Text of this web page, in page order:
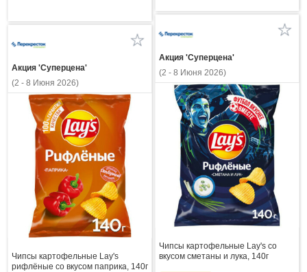
Акция 'Суперцена'
(2 - 8 Июня 2026)
Чипсы картофельные Lay's со
вкусом сметаны и лука, 140г
Акция 'Суперцена'
(2 - 8 Июня 2026)
Чипсы картофельные Lay's
рифлёные со вкусом паприка, 140г